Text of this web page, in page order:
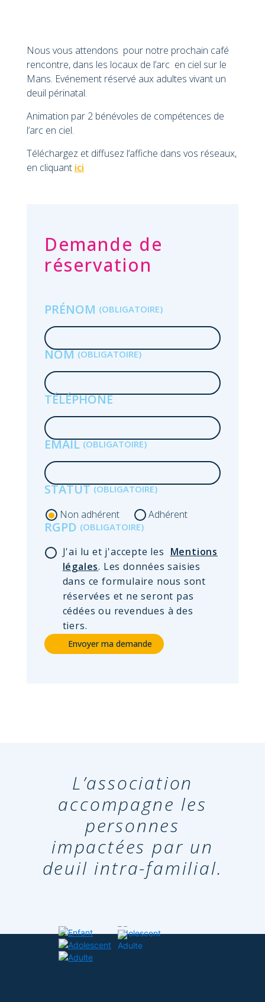
Nous vous attendons pour notre prochain café
rencontre, dans les locaux de l’arc en ciel sur le
Mans. Evénement réservé aux adultes vivant un
deuil périnatal.
Animation par 2 bénévoles de compétences de
l’arc en ciel.
Téléchargez et diffusez l’affiche dans vos réseaux,
en cliquant ici
Demande de
réservation
PRÉNOM
NOM
TÉLÉPHONE
EMAIL
STATUT
Non adhérent Adhérent
RGPD
J'ai lu et j'accepte les Mentions
légales. Les données saisies
dans ce formulaire nous sont
réservées et ne seront pas
cédées ou revendues à des
tiers.
L’association
accompagne les
personnes
impactées par un
deuil intra-familial.